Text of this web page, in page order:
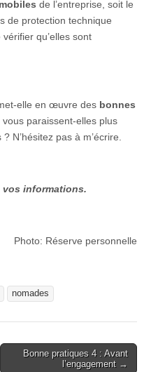
mobiles de l’entreprise, soit le
de protection technique
qu’elles sont
elle en œuvre des bonnes
paraissent-elles plus
N’hésitez pas à m’écrire.
informations.
Photo: Réserve personnelle
nomades
Bonne pratiques 4 : Avant
l’engagement →